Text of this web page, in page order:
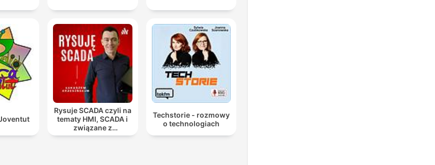
Rysuje SCADA czyli na
tematy HMI, SCADA i
związane z
automatyką
Techstorie - rozmowy
o technologiach